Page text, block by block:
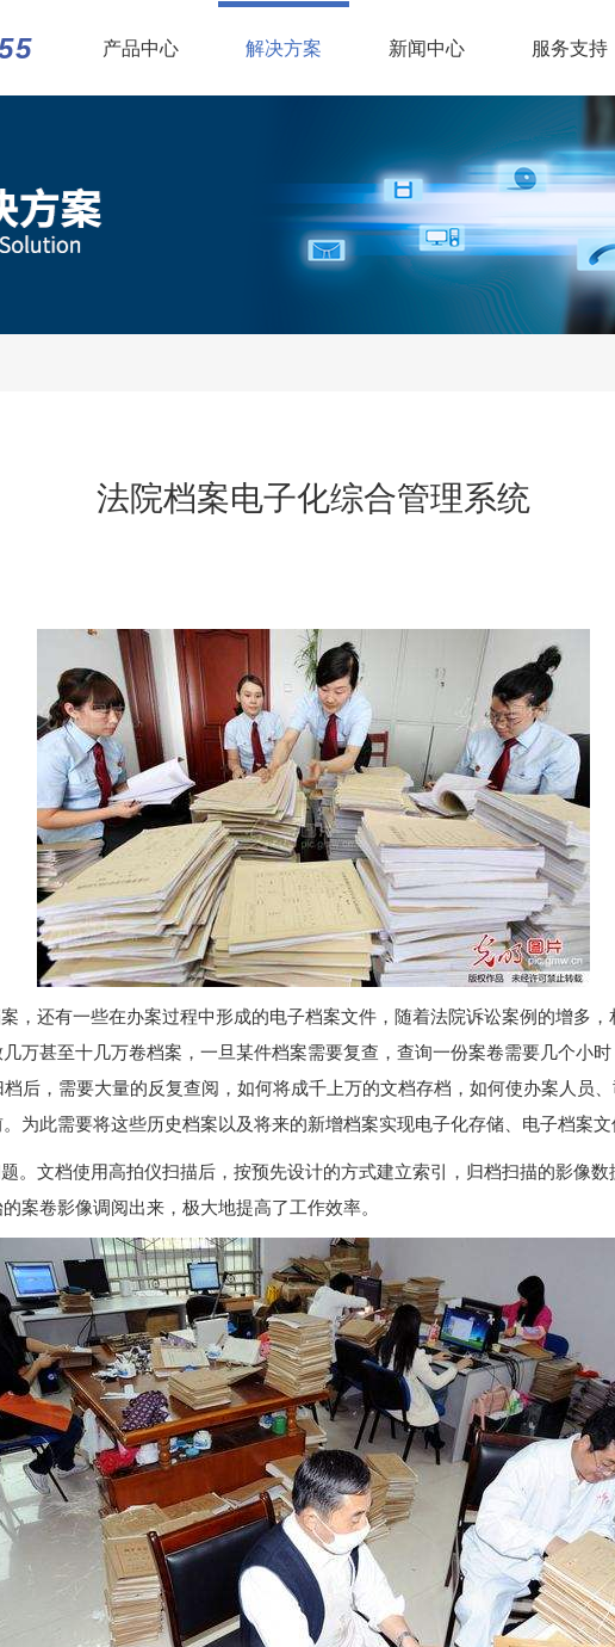
产品中心 解决方案(current)新闻中心 服务支持
法院档案电子化综合管理系统
，还有一些在办案过程中形成的电子档案文件，随着法院诉讼案例的增多
万甚至十几万卷档案，一旦某件档案需要复查，查询一份案卷需要几个小
后，需要大量的反复查阅，如何将成千上万的文档存档，如何使办案人员
为此需要将这些历史档案以及将来的新增档案实现电子化存储、电子档案文
。文档使用高拍仪扫描后，按预先设计的方式建立索引，归档扫描的影像
案卷影像调阅出来，极大地提高了工作效率。